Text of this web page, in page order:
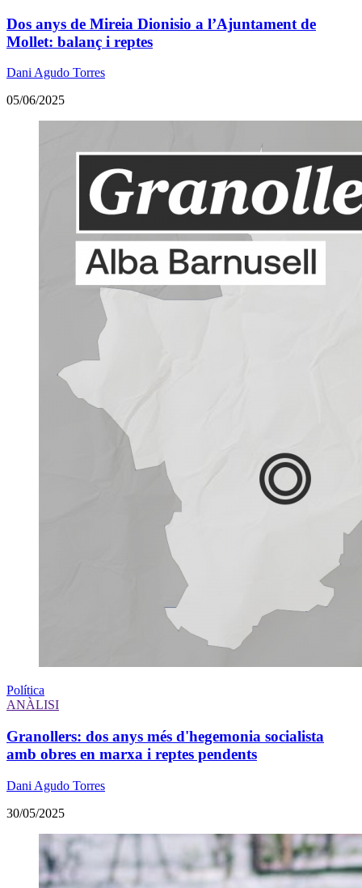
Dos anys de Mireia Dionisio a l’Ajuntament de
Mollet: balanç i reptes
Dani Agudo Torres
05/06/2025
Política
ANÀLISI
Granollers: dos anys més d'hegemonia socialista
amb obres en marxa i reptes pendents
Dani Agudo Torres
30/05/2025